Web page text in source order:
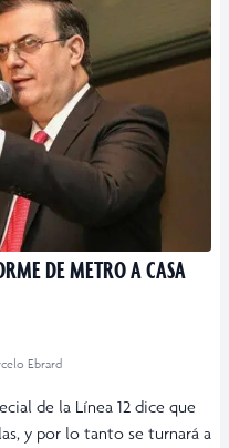
DE METRO A CASA
Ebrard
de la Línea 12 dice que
y por lo tanto se turnará a